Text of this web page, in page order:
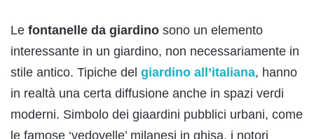
Le fontanelle da giardino sono un elemento
interessante in un giardino, non necessariamente in
stile antico. Tipiche del giardino all’italiana, hanno
in realtà una certa diffusione anche in spazi verdi
moderni. Simbolo dei giaardini pubblici urbani, come
le famose ‘vedovelle’ milanesi in ghisa, i notori